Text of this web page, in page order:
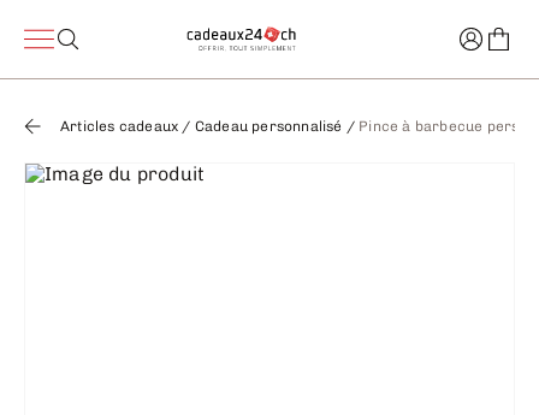
Articles cadeaux / Cadeau personnalisé / Pince à barbecue